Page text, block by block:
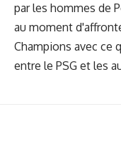
par les hommes de
au moment
Champions avec ce
entre le PSG et les